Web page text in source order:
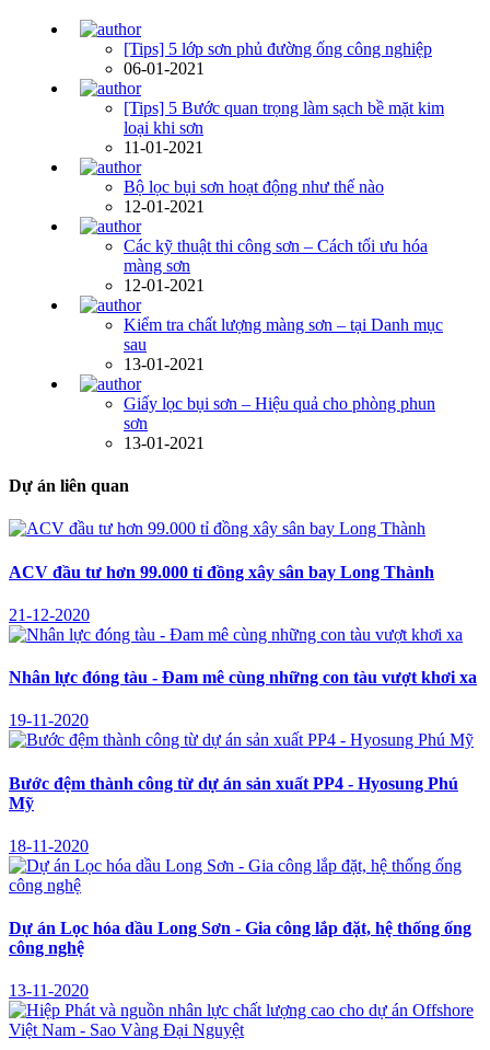
[Tips] 5 lớp sơn phủ đường ống công nghiệp
06-01-2021
[Tips] 5 Bước quan trọng làm sạch bề mặt kim
loại khi sơn
11-01-2021
Bộ lọc bụi sơn hoạt động như thế nào
12-01-2021
Các kỹ thuật thi công sơn – Cách tối ưu hóa
màng sơn
12-01-2021
Kiểm tra chất lượng màng sơn – tại Danh mục
sau
13-01-2021
Giấy lọc bụi sơn – Hiệu quả cho phòng phun
sơn
13-01-2021
Dự án liên quan
ACV đầu tư hơn 99.000 tỉ đồng xây sân bay Long Thành
21-12-2020
Nhân lực đóng tàu - Đam mê cùng những con tàu vượt khơi xa
19-11-2020
Bước đệm thành công từ dự án sản xuất PP4 - Hyosung Phú
Mỹ
18-11-2020
Dự án Lọc hóa dầu Long Sơn - Gia công lắp đặt, hệ thống ống
công nghệ
13-11-2020